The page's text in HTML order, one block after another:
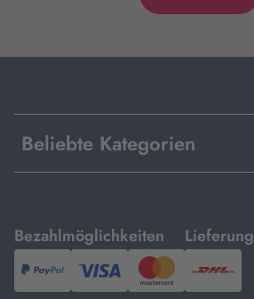
Beliebte Kategorien
Bezahlmöglichkeiten
mit
PayPal,Visa
und
Lieferung
mit
DHL.